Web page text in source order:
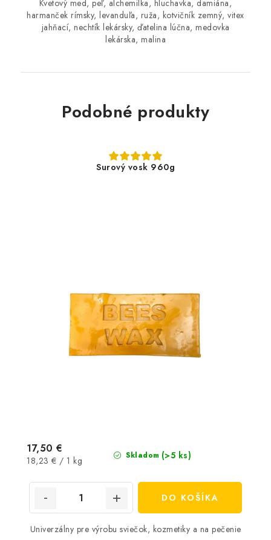
Kvetový med, peľ, alchemilka, hluchavka, damiána,
harmanček rímsky, levanduľa, ruža, kotvičník zemný, vitex
jahňací, nechtík lekársky, ďatelina lúčna, medovka
lekárska, malina
Podobné produkty
Surový vosk 960g
Skladom (>5 ks)
17,50 €
Jednotková
18,23 € / 1 kg
DO KOŠÍKA
Univerzálny pre výrobu sviečok, kozmetiky a na pečenie